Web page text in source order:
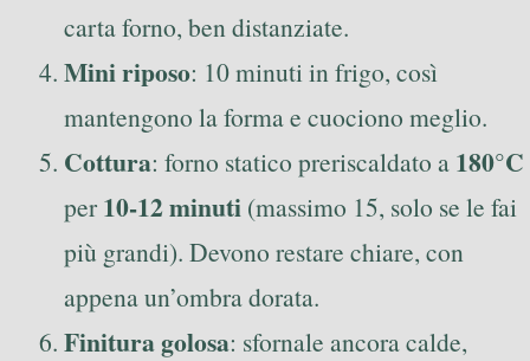
carta forno, ben distanziate.
Mini riposo: 10 minuti in frigo, così
mantengono la forma e cuociono meglio.
Cottura: forno statico preriscaldato a 180°C
per 10-12 minuti (massimo 15, solo se le fai
più grandi). Devono restare chiare, con
appena un’ombra dorata.
Finitura golosa: sfornale ancora calde,